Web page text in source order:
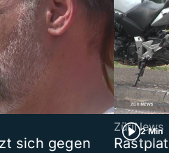
sich gegen
2 Min
ZüriNews